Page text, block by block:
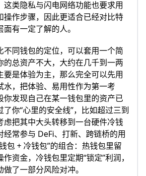
这类隐私与闪电网络功能也要求用
操作步骤，因此更适合已经对比特
有一定了解的人。
不同钱包的定位，可以套用一个简
的总资产不大，大约在几千到一两
要是体验为主，那么完全可以先用
水，把体验、易用性作为第一考
你发现自己在某一钱包里的资产已
你“心里的安全线”，比如超过三到
虑把其中大头转移到一台硬件冷钱
经常参与 DeFi、打新、跨链桥的用
包 + 冷钱包”的组合：热钱包里留
资金，冷钱包里定期“锁定”利润，
了一部分风险对冲。